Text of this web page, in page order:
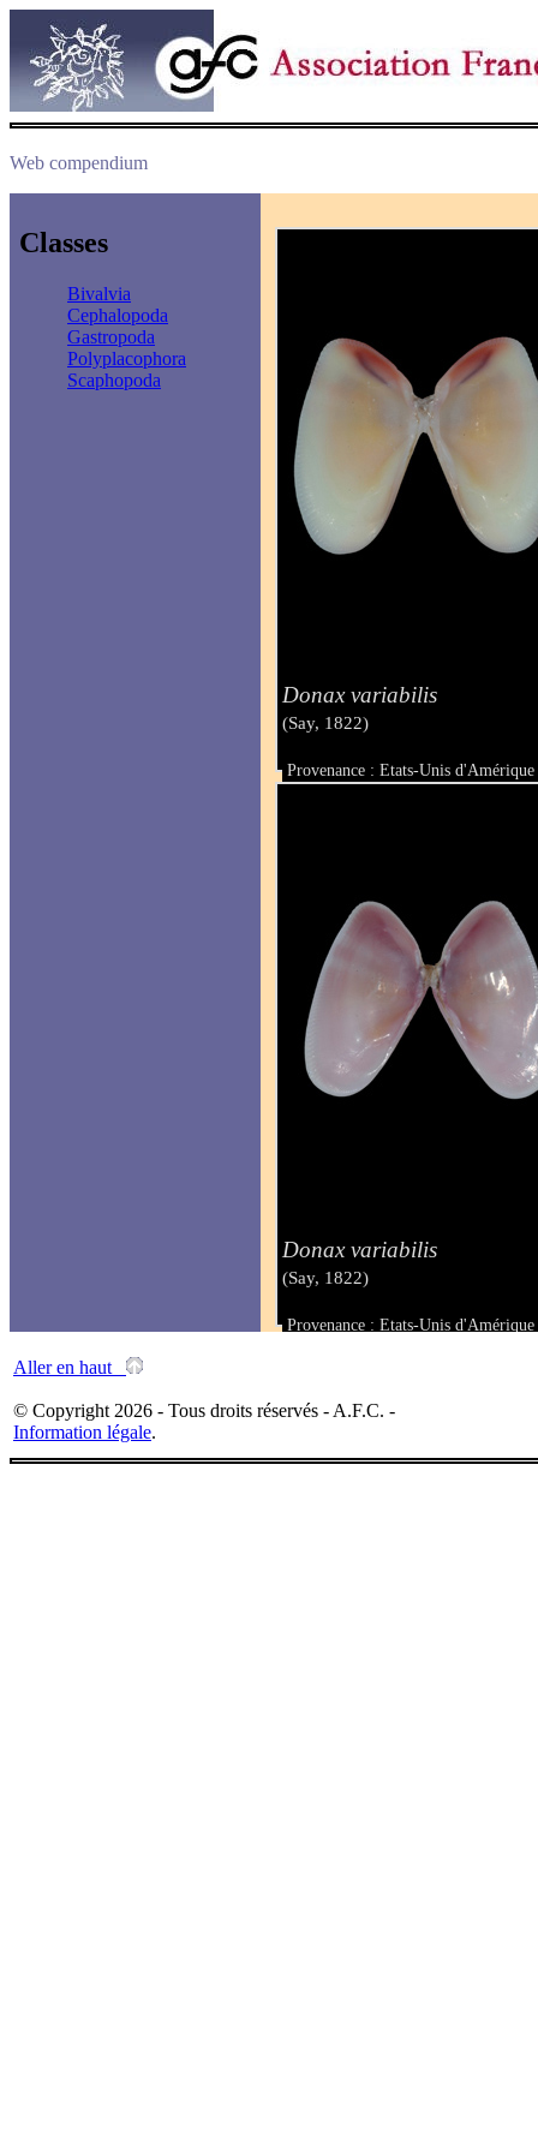
Web compendium
Classes
Bivalvia
Cephalopoda
Gastropoda
Polyplacophora
Scaphopoda
Donax variabilis
(Say, 1822)
Provenance : Etats-Unis
Taille : 13 mm
Donax variabilis
(Say, 1822)
Provenance : Etats-Unis
Aller en haut
© Copyright 2026 - Tous droits réservés - A.F.C. -
Information légale.